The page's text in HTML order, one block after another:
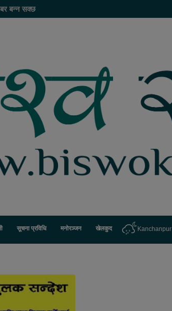
बन्न सक्छ
सूचना प्रविधि मनोरञ्जन खेलकुद Kanchanpur